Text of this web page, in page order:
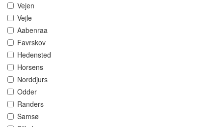
Vejen
Vejle
Aabenraa
Favrskov
Hedensted
Horsens
Norddjurs
Odder
Randers
Samsø